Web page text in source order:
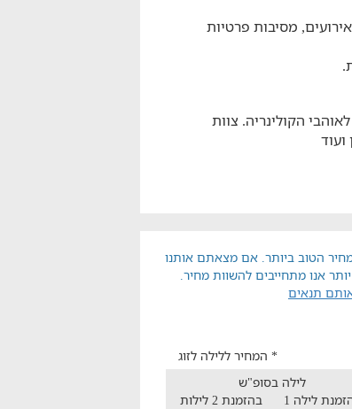
מסיבות פרטיות
הקולינריה. צוות
הטוב ביותר. אם מצאתם אותנו
אנו מתחייבים להשוות מחיר.
תנאים
* המחיר ללילה לזוג
לילה בסופ"ש
לילה 1
בהזמנת 2 לילות